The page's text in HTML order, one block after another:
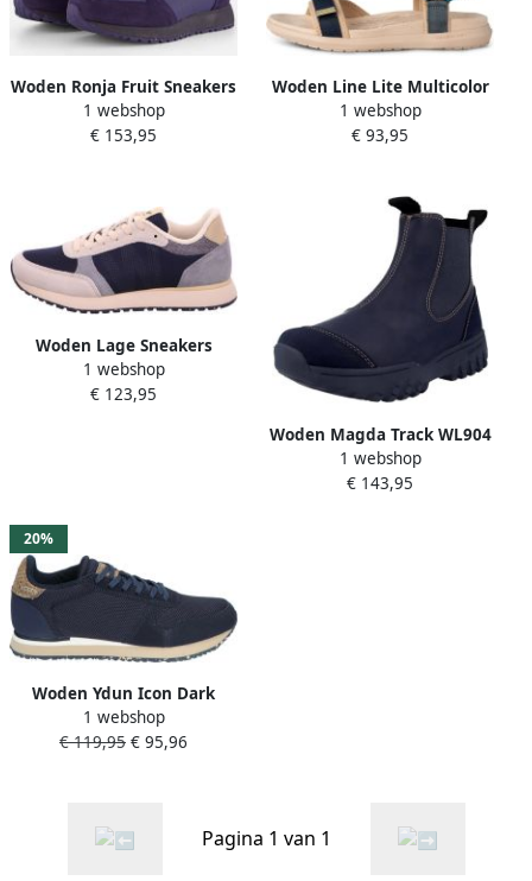
Woden Ronja Fruit Sneakers
blauw Suede Dames
1 webshop
€ 153,95
Woden Line Lite Multicolor
Dames
1 webshop
€ 93,95
Woden Lage Sneakers
1 webshop
€ 123,95
Woden Magda Track WL904
Regenlaarzen
1 webshop
€ 143,95
20%
Woden Ydun Icon Dark
Navy
1 webshop
€ 119,95 € 95,96
Pagina 1 van 1